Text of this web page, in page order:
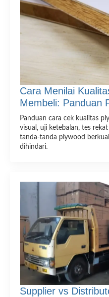
Cara Menilai
Membeli: Panduan
Panduan cara cek kualitas
visual, uji ketebalan, tes
tanda-tanda plywood
dihindari.
Supplier vs